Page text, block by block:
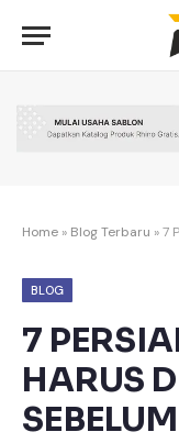
Home » Blog Terbaru »7
BLOG
7
HARUS